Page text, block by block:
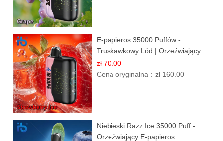
E-papieros 35000 Puffów -
Truskawkowy Lód | Orzeźwiający
Smak
zł 70.00
Cena oryginalna：zł 160.00
Niebieski Razz Ice 35000 Puff -
Orzeźwiający E-papieros